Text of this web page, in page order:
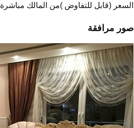
السعر (قابل للتفاوض )من المالك مباشرة
صور مرافقة